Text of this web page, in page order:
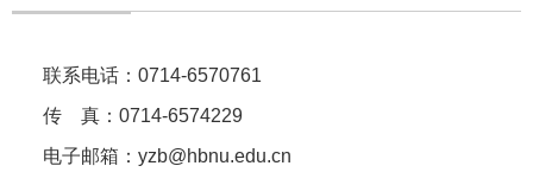
联系电话： 0714-6570761
传
真： 0714-6574229
电子邮箱： yzb@hbnu.edu.cn